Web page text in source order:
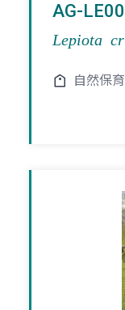
AG-
Lepiota
自然保育